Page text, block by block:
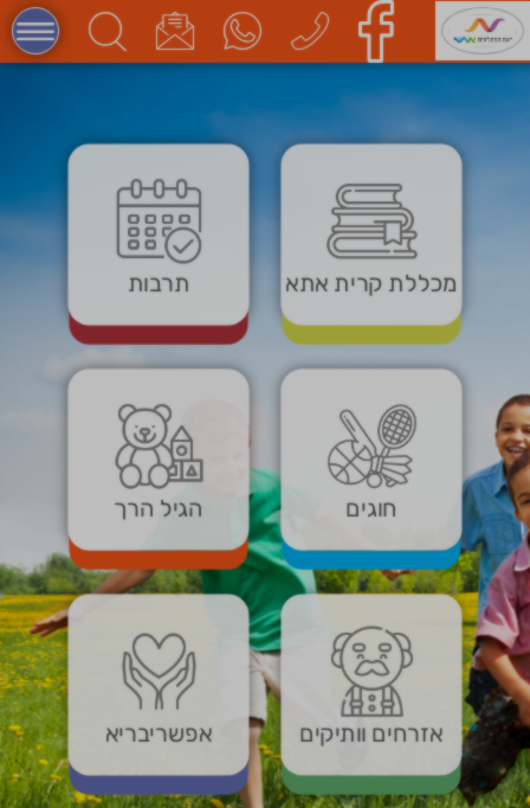
חוגים הגיל הרך
אזרחים וותיקים אפשריבריא
תרבות מכללת קרית אתא